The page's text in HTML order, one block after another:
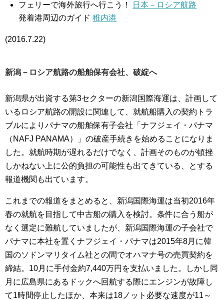
フェリーで海外旅行へ行こう！
日本－ロシア航路
発着港周辺のガイド稚内港
(2016.7.22)
新潟－ロシア航路の船舶保有会社、破綻へ
新潟県が出資する第3セクターの新潟国際海運は、計画して
いるロシア航路の開設に関連して、就航船購入の契約トラ
ブルによりパナマの船舶保有子会社「ナフジェイ・パナマ
（NAFJ PANAMA）」の破産手続きを始めることになりま
した。就航時期が遅れるだけでなく、計画そのものが頓挫
しかねない上に公的負担の可能性も出てきている、とする
報道機関も出ています。
これまでの報道をまとめると、新潟国際海運は当初2016年
春の就航を目指して中古船の購入を検討。条件に合う船が
なく選定に難航していましたが、新潟国際海運の子会社で
パナマに本社を置くナフジェイ・パナマは2015年8月に韓
国のソドンマリタイム社との間でオハマナ号の売買契約を
締結。10月に手付金約7,440万円を支払いました。しかし同
月に広島県にあるドックへ回航する際にエンジンが故障し
て1時間停止したほか、本来は18ノット必要な速度が11～